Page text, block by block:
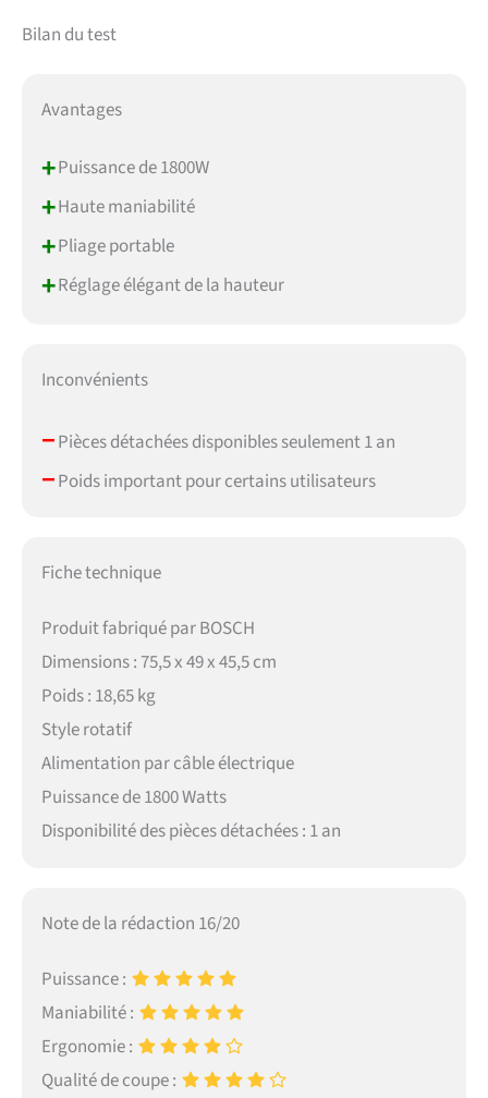
Bilan du test
Avantages
+Puissance de 1800W
+Haute maniabilité
+Pliage portable
+Réglage élégant de la hauteur
Inconvénients
–Pièces détachées disponibles seulement 1 an
–Poids important pour certains utilisateurs
Fiche technique
Produit fabriqué par BOSCH
Dimensions : 75,5 x 49 x 45,5 cm
Poids : 18,65 kg
Style rotatif
Alimentation par câble électrique
Puissance de 1800 Watts
Disponibilité des pièces détachées : 1 an
Note de la rédaction 16/20
Puissance :
Maniabilité :
Ergonomie :
Qualité de coupe :